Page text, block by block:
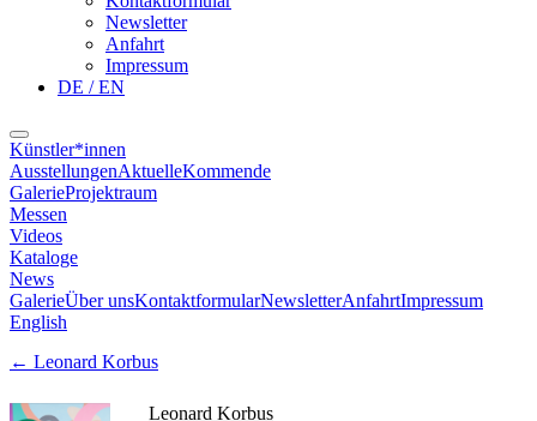
Newsletter
Anfahrt
Impressum
DE / EN
Künstler*innen
AusstellungenAktuelleKommende
GalerieProjektraum
Messen
Videos
Kataloge
News
GalerieÜber unsKontaktformularNewsletterAnfahrtImpressum
English
← Leonard Korbus
Leonard Korbus